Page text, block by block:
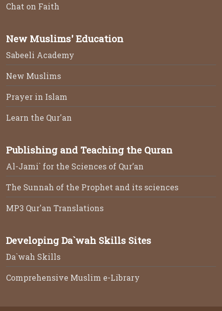
Chat on Faith
New Muslims' Education
Sabeeli Academy
New Muslims
Prayer in Islam
Learn the Qur'an
Publishing and Teaching the Quran
Al-Jami` for the Sciences of Qur’an
The Sunnah of the Prophet and its sciences
MP3 Qur'an Translations
Developing Da`wah Skills Sites
Da`wah Skills
Comprehensive Muslim e-Library